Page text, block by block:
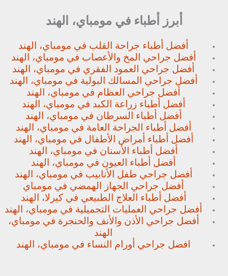
أبرز أطباء في مومباي، الهند
أفضل أطباء جراحة القلب في مومباي، الهند
أفضل جراحي المخ والأعصاب في مومباي، الهند
أفضل جراحي العمود الفقري في مومباي، الهند
أفضل جراحي المسالك البولية في مومباي، الهند
أفضل جراحي العظام في مومباي، الهند
أفضل أطباء زراعة الكبد في مومباي، الهند
أفضل أطباء السرطان في مومباي، الهند
أفضل أطباء الجراحة العامة في مومباي، الهند
أفضل أطباء أمراض الأطفال في مومباي، الهند
أفضل أطباء الأسنان في مومباي، الهند
أفضل أطباء العيون في مومباي، الهند
أفضل جراحي طفل الأنابيب في مومباي، الهند
أفضل جراحي الجهاز الهمضي في مومباي
أفضل أطباء العلاج الطبيعي في كيرلا، الهند
أفضل جراحي العمليات التجميلية في مومباي، الهند
أفضل جراحي الأذن والأنف والحنجرة في مومباي،
الهند
افضل جراحي أورام النساء في مومباي، الهند